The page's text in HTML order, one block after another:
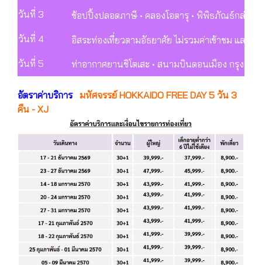
วันที่ 3
ช้อปปิ้งปลอดภาษี • คลองโอตารุ • พิพิธภัณธ์กล่อง
วันที่ 4
อิสระท่องเที่ยวตามอัธยาศัย ไม่รวมค่าเข้าชม และ
วันที่ 5
ท่าอากาศยานชิโตเสะ • สนามบินดอนเมือง กรุงเท
อัตราค่าบริการ มหัศจรรย์ HOKKAIDO FREE DAY 5 วัน 3
คืน - XJ